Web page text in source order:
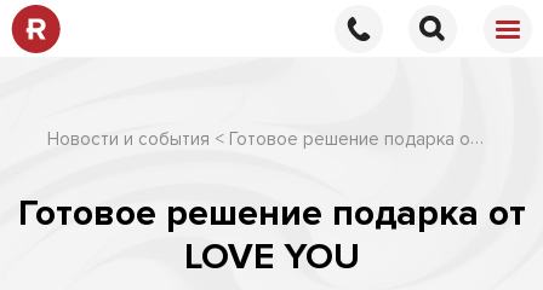
Новости и события Готовое решение подарка от LOVE YOU
Готовое решение подарка от
LOVE YOU